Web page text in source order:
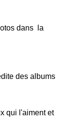
dans la
des albums
qui l'aiment et